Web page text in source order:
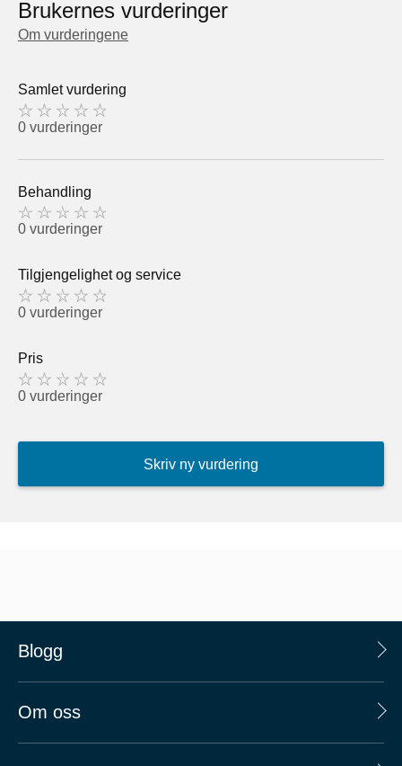
Brukernes vurderinger
Om vurderingene
Samlet vurdering
0 vurderinger
Behandling
0 vurderinger
Tilgjengelighet og service
0 vurderinger
Pris
0 vurderinger
Skriv ny vurdering
Blogg
Om oss